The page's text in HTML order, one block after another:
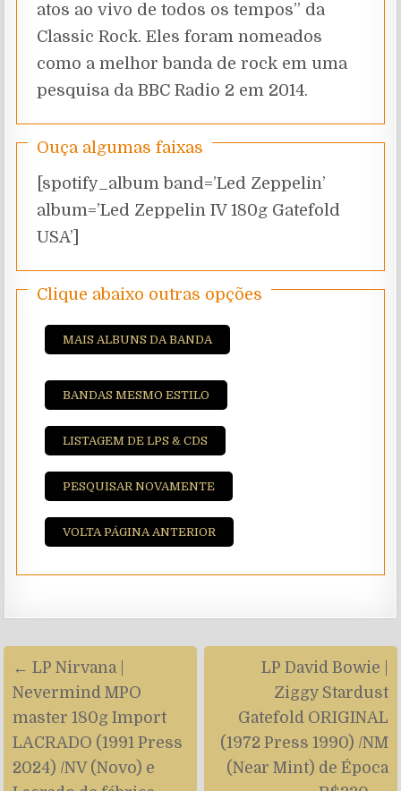
atos ao vivo de todos os tempos” da
Classic Rock. Eles foram nomeados
como a melhor banda de rock em uma
pesquisa da BBC Radio 2 em 2014.
Ouça algumas faixas
[spotify_album band=’Led Zeppelin’
album=’Led Zeppelin IV 180g Gatefold
USA’]
Clique abaixo outras opções
MAIS ALBUNS DA BANDA
BANDAS MESMO ESTILO
LISTAGEM DE LPS & CDS
PESQUISAR NOVAMENTE
VOLTA PÁGINA ANTERIOR
Navegação
de
artigos
LP David Bowie |
Ziggy Stardust
Gatefold ORIGINAL
(1972 Press 1990) /NM
(Near Mint) de Época
← LP Nirvana |
Nevermind MPO
master 180g Import
LACRADO (1991 Press
2024) /NV (Novo) e